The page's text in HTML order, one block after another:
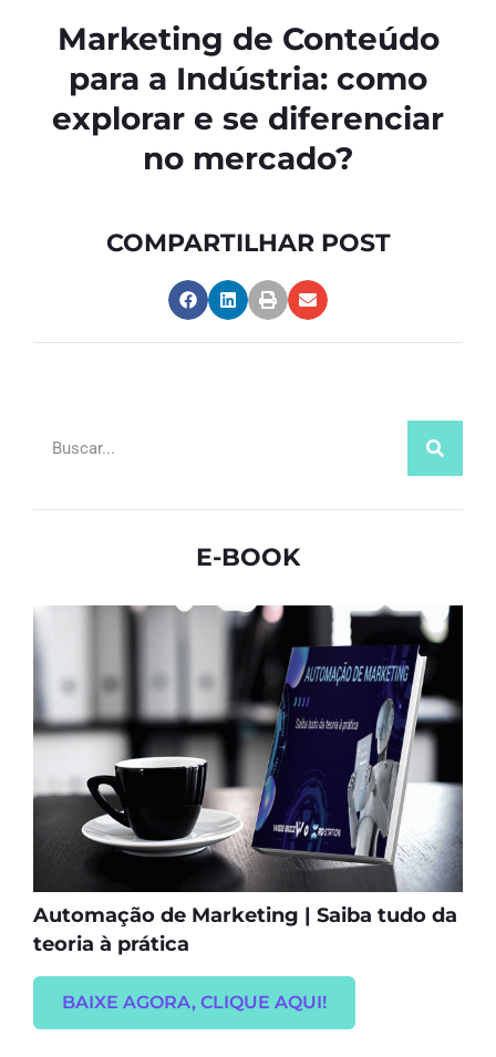
Marketing de Conteúdo
para a Indústria: como
explorar e se diferenciar
no mercado?
COMPARTILHAR POST
E-BOOK
Automação de Marketing | Saiba tudo da
teoria à prática
BAIXE AGORA, CLIQUE AQUI!